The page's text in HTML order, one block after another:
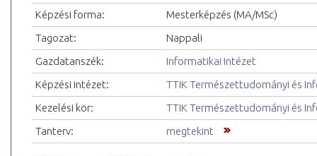
Képzési forma:
Mesterképzés (MA/MSc)
Tagozat:
Nappali
Gazdatanszék:
Informatikai Intézet
Képzési intézet:
TTIK Természettudományi és
Kezelési kör:
TTIK Természettudományi és
Tanterv:
megtekint